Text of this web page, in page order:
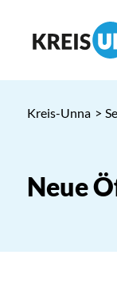
Kreis-Unna >
Neue